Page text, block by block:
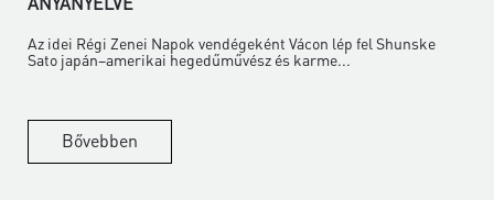
Az idei Régi Zenei Napok vendégeként Vácon lép fel Shunske
Sato japán–amerikai hegedűművész és karme...
Bővebben